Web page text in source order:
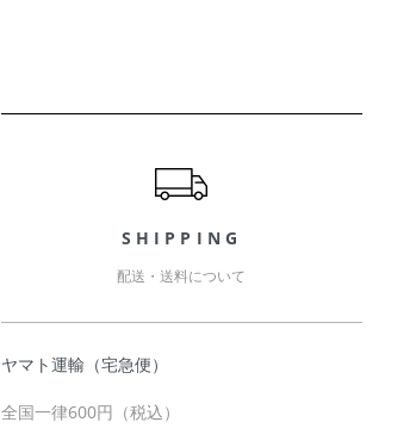
SHIPPING
配送・送料について
ヤマト運輸（宅急便）
全国一律600円（税込）